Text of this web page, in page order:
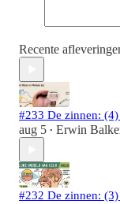
Recente
#233 De zinnen:
aug 5 • Erwin
#232 De zinnen: